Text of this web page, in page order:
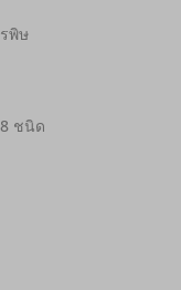
พิษ
ชนิด